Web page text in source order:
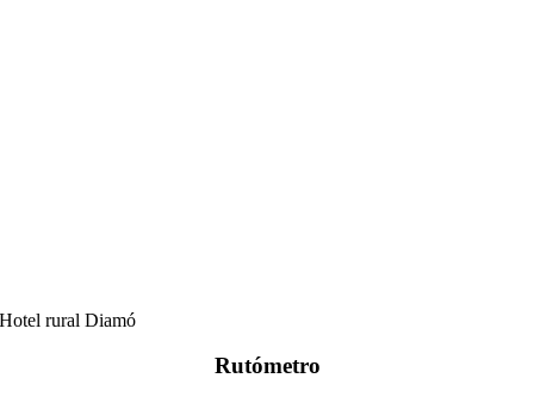
Hotel rural Diamó
Rutómetro